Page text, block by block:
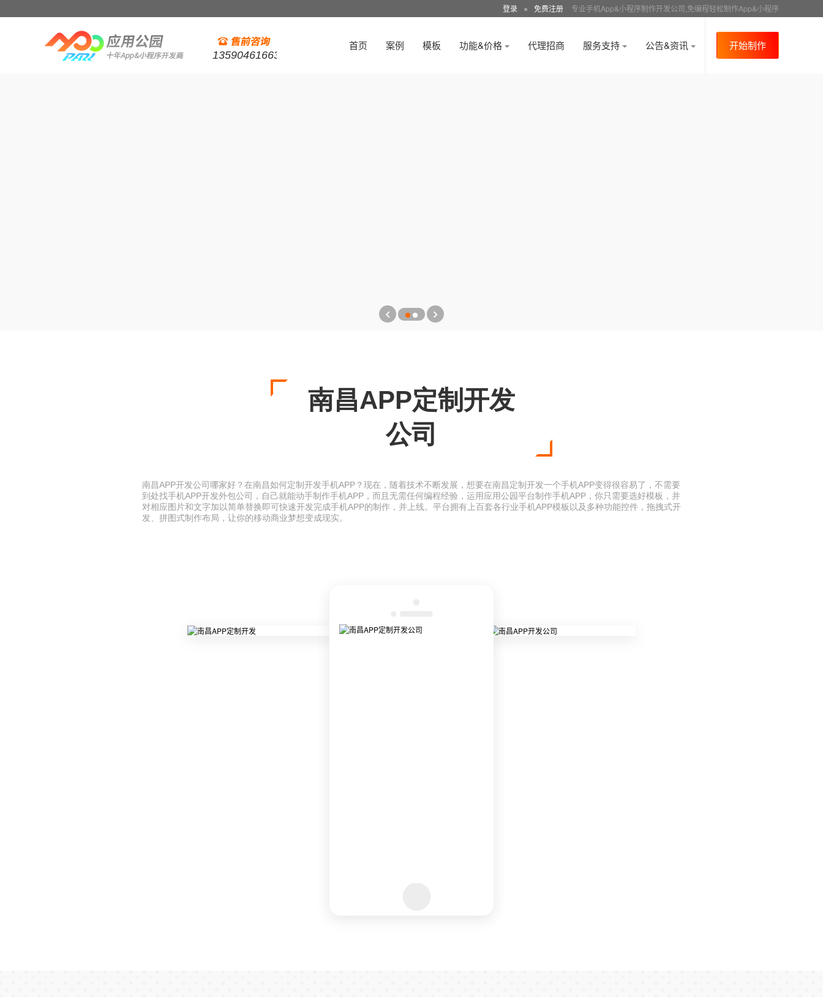
登录 ● 免费注册 专业手机App&小程序制作开发公司,免编程轻松制作App&小程序
13590461663
首页 案例 模板 功能&价格 代理招商 服务支持 公告&资讯 开始制作
南昌APP定制开发
公司
南昌APP开发公司哪家好？在南昌如何定制开发手机APP？现在，随着技术不断发展，想要在南昌定制开发一个手机APP变得很容易了，不需要
到处找手机APP开发外包公司，自己就能动手制作手机APP，而且无需任何编程经验，运用应用公园平台制作手机APP，你只需要选好模板，并
对相应图片和文字加以简单替换即可快速开发完成手机APP的制作，并上线。平台拥有上百套各行业手机APP模板以及多种功能控件，拖拽式开
发、拼图式制作布局，让你的移动商业梦想变成现实。